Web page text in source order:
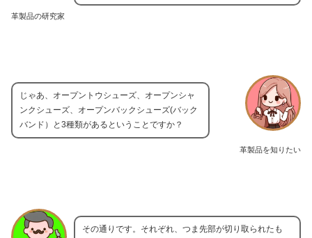
革製品の研究家
革製品を知りたい
じゃあ、オープントウシューズ、オープンシャ
ンクシューズ、オープンバックシューズ(バック
バンド）と3種類があるということですか？
その通りです。それぞれ、つま先部が切り取られたも